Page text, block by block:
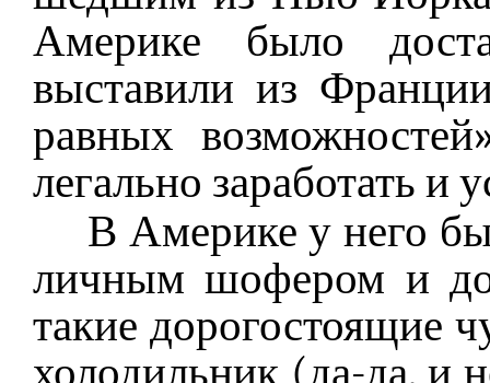
Америке было
выставили из
равных
легально заработать и
В Америке у него
личным шофером и
такие дорогостоящие
холодильник (да-да, и